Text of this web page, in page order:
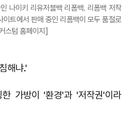
나이키 리유저블백 리폼백. 리폼백 저작
이트에서 판매 중인 리폼백이 모두 품절로
스텀 홈페이지]
해냐.'
한 가방이 '환경'과 '저작권'이라